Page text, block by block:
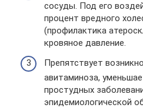
сосуды. Под его
процент вредного
(профилактика
кровяное давление.
Препятствует
авитаминоза,
простудных
эпидемиологической